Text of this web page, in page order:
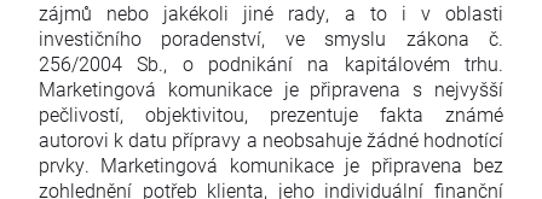
zájmů nebo jakékoli jiné rady, a to i v oblasti
investičního poradenství, ve smyslu zákona č.
256/2004 Sb., o podnikání na kapitálovém trhu.
Marketingová komunikace je připravena s nejvyšší
pečlivostí, objektivitou, prezentuje fakta známé
autorovi k datu přípravy a neobsahuje žádné hodnotící
prvky. Marketingová komunikace je připravena bez
zohlednění potřeb klienta, jeho individuální finanční